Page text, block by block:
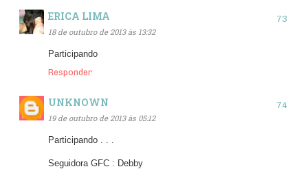
ERICA LIMA
18 de outubro de 2013 às 13:32
Participando
Responder
UNKNOWN
19 de outubro de 2013 às 05:12
Participando . . .
Seguidora GFC : Debby